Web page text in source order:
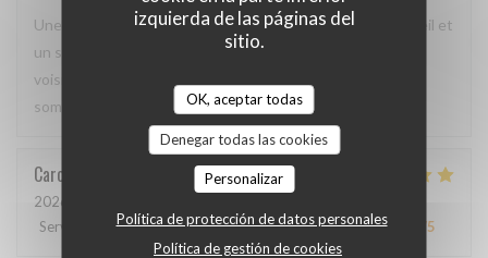
izquierda de las páginas del
sitio.
OK, aceptar todas
Denegar todas las cookies
Personalizar
Política de protección de datos personales
Política de gestión de cookies
Une cuisine délicieuse et pleine de saveurs, avec un accueil et
un service irréprochables. Moins de monde que chez les
voisins, mais ils méritent d'être plus connus car nous nous
sommes régalés !
Caroline
2026-04-23
Servicio
/5 Ambiente:5/5 Menú:5/5 Calidad / Precio /5